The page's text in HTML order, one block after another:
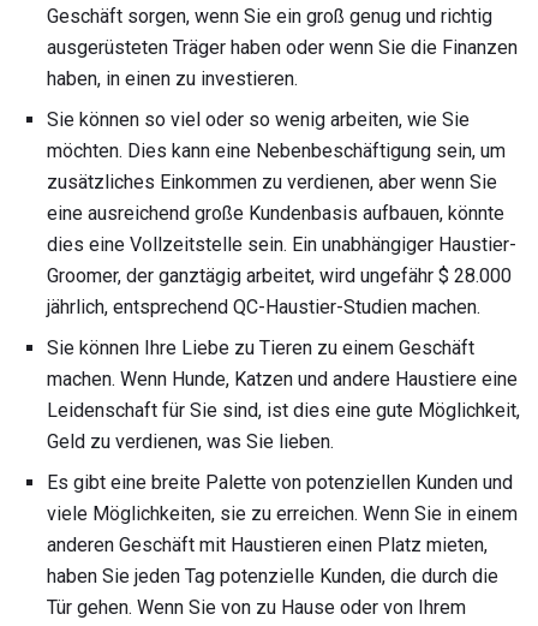
Geschäft sorgen, wenn Sie ein groß genug und richtig
ausgerüsteten Träger haben oder wenn Sie die Finanzen
haben, in einen zu investieren.
Sie können so viel oder so wenig arbeiten, wie Sie
möchten. Dies kann eine Nebenbeschäftigung sein, um
zusätzliches Einkommen zu verdienen, aber wenn Sie
eine ausreichend große Kundenbasis aufbauen, könnte
dies eine Vollzeitstelle sein. Ein unabhängiger Haustier-
Groomer, der ganztägig arbeitet, wird ungefähr $ 28.000
jährlich, entsprechend QC-Haustier-Studien machen.
Sie können Ihre Liebe zu Tieren zu einem Geschäft
machen. Wenn Hunde, Katzen und andere Haustiere eine
Leidenschaft für Sie sind, ist dies eine gute Möglichkeit,
Geld zu verdienen, was Sie lieben.
Es gibt eine breite Palette von potenziellen Kunden und
viele Möglichkeiten, sie zu erreichen. Wenn Sie in einem
anderen Geschäft mit Haustieren einen Platz mieten,
haben Sie jeden Tag potenzielle Kunden, die durch die
Tür gehen. Wenn Sie von zu Hause oder von Ihrem